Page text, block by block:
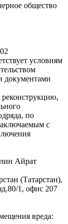
общество
условиям
документами
реконструкцию,
по
с
Айрат
(Татарстан),
1, офис 207
вреда: